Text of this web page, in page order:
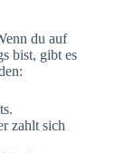
du auf
bist, gibt es
zahlt sich